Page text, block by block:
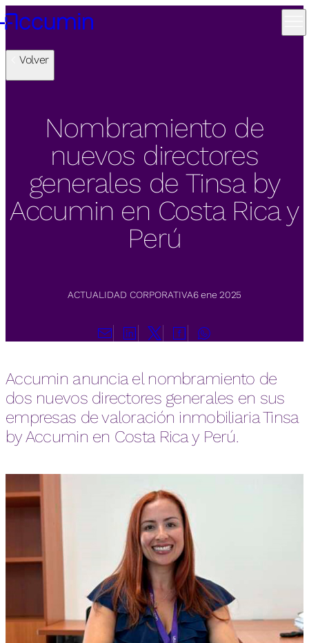
Volver
Nombramiento de
nuevos directores
generales de Tinsa by
Accumin en Costa Rica y
Perú
ACTUALIDAD CORPORATIVA6 ene 2025
Accumin anuncia el nombramiento de
dos nuevos directores generales en sus
empresas de valoración inmobiliaria Tinsa
by Accumin en Costa Rica y Perú.